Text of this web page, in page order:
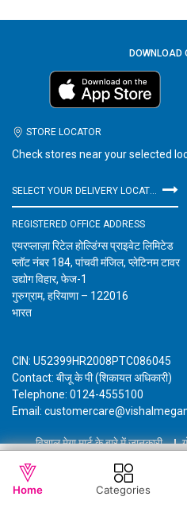
WISHLIST
DOWNLOAD
STORE LOCATOR
Check stores near your selected
SELECT YOUR DELIVERY LOCATION
REGISTERED OFFICE ADDRESS
एयरप्लाज़ा रिटेल होल्डिंग्स प्राइवेट लिमिटेड
प्लॉट नंबर 184, पांचवी मंजिल, प्लेटिनम टावर
उद्योग विहार, फेज-1
गुरुग्राम, हरियाणा – 122016
भारत
CIN: U52399HR2008PTC086045
Contact: बीजू के पी (शिकायत अधिकारी)
Telephone: 0124-4555100
Email:
विशाल मेगा मार्ट के बारे में जानकारी
Copyright © 2021 Airplaza
Home Categories